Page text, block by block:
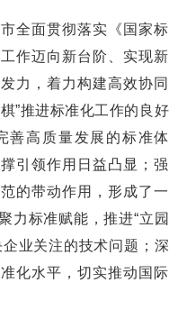
面贯彻落实《国家标
作迈向新台阶、实现新
力，着力构建高效协同
”推进标准化工作的良好
善高质量发展的标准体
引领作用日益凸显；强
的带动作用，形成了一
力标准赋能，推进“立园
业关注的技术问题；深
化水平，切实推动国际